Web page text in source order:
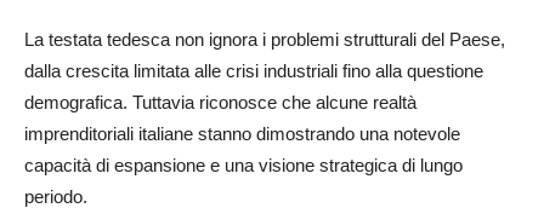
La testata tedesca non ignora i problemi strutturali del Paese,
dalla crescita limitata alle crisi industriali fino alla questione
demografica. Tuttavia riconosce che alcune realtà
imprenditoriali italiane stanno dimostrando una notevole
capacità di espansione e una visione strategica di lungo
periodo.